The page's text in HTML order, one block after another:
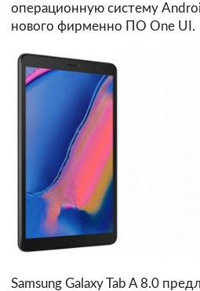
операционную систему
нового фирменно ПО One UI.
Samsung Galaxy Tab A 8.0